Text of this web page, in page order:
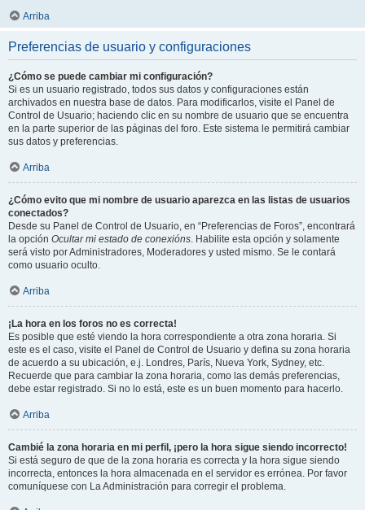
Arriba
Preferencias de usuario y configuraciones
¿Cómo se puede cambiar mi configuración?
Si es un usuario registrado, todos sus datos y configuraciones están
archivados en nuestra base de datos. Para modificarlos, visite el Panel de
Control de Usuario; haciendo clic en su nombre de usuario que se encuentra
en la parte superior de las páginas del foro. Este sistema le permitirá cambiar
sus datos y preferencias.
Arriba
¿Cómo evito que mi nombre de usuario aparezca en las listas de usuarios
conectados?
Desde su Panel de Control de Usuario, en “Preferencias de Foros”, encontrará
la opción Ocultar mi estado de conexións. Habilite esta opción y solamente
será visto por Administradores, Moderadores y usted mismo. Se le contará
como usuario oculto.
Arriba
¡La hora en los foros no es correcta!
Es posible que esté viendo la hora correspondiente a otra zona horaria. Si
este es el caso, visite el Panel de Control de Usuario y defina su zona horaria
de acuerdo a su ubicación, e.j. Londres, París, Nueva York, Sydney, etc.
Recuerde que para cambiar la zona horaria, como las demás preferencias,
debe estar registrado. Si no lo está, este es un buen momento para hacerlo.
Arriba
Cambié la zona horaria en mi perfil, ¡pero la hora sigue siendo incorrecto!
Si está seguro de que de la zona horaria es correcta y la hora sigue siendo
incorrecta, entonces la hora almacenada en el servidor es errónea. Por favor
comuníquese con La Administración para corregir el problema.